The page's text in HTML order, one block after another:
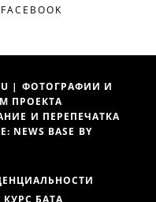
FACEBOOK
| ФОТОГРАФИИ И
ПРОЕКТА
И ПЕРЕПЕЧАТКА
BASE BY